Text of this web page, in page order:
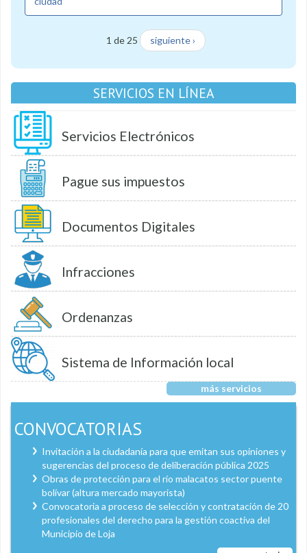
1 de 25 siguiente ›
SERVICIOS EN LÍNEA
Servicios Electrónicos
Pague sus impuestos
Documentos Digitales
Infracciones
Ordenanzas
Sistema de Información local
más servicios
CONVOCATORIAS
Invitación a la ciudadanía para que emitan sus opiniones y
sugerencias del proceso de deliberación pública 2025
Obras de protección para el río malacatos sector puente
bolívar (altura mercado mayorista)
Convocatoria a proceso de selección y contratación de 20
profesionales del derecho para la gestión coactiva del
Municipio de Loja